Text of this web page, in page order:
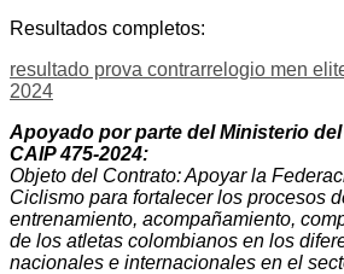
Resultados completos:
resultado prova contrarrelogio men
2024
Apoyado por parte del Ministerio
CAIP 475-2024:
Objeto del Contrato: Apoyar la
Ciclismo para fortalecer los procesos
entrenamiento, acompañamiento,
de los atletas colombianos en los
nacionales e internacionales en el